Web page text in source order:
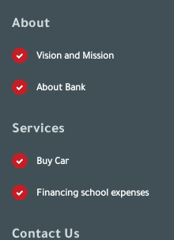
About
Vision and Mission
About Bank
Services
Buy Car
Financing school expenses
Contact Us